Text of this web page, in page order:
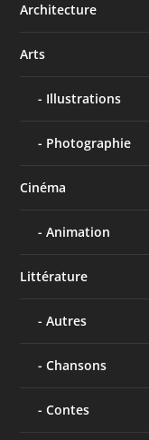
Architecture
Arts
Illustrations
Photographie
Cinéma
Animation
Littérature
Autres
Chansons
Contes